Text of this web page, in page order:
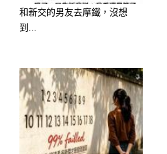
.
.
.
和新交的男友去摩鐵，沒想
到...